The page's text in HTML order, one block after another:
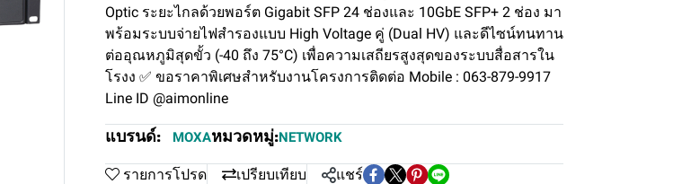
Optic ระยะไกลด้วยพอร์ต Gigabit SFP 24 ช่องและ 10GbE SFP+ 2 ช่อง มา
พร้อมระบบจ่ายไฟสำรองแบบ High Voltage คู่ (Dual HV) และดีไซน์ทนทาน
ต่ออุณหภูมิสุดขั้ว (-40 ถึง 75°C) เพื่อความเสถียรสูงสุดของระบบสื่อสารใน
โรงง ✅ ขอราคาพิเศษสำหรับงานโครงการติดต่อ Mobile : 063-879-9917
Line ID @aimonline
แบรนด์: MOXAหมวดหมู่:NETWORK
รายการโปรด เปรียบเทียบ แชร์